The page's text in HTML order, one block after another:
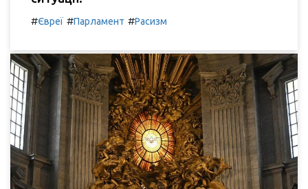
#Євреї #Парламент #Расизм